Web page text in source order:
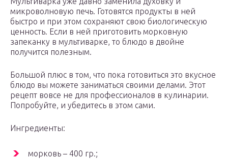
микроволновую печь. Готовятся продукты в ней
быстро и при этом сохраняют свою биологическую
ценность. Если в ней приготовить морковную
запеканку в мультиварке, то блюдо в двойне
получится полезным.
Большой плюс в том, что пока готовиться это вкусное
блюдо вы можете заниматься своими делами. Этот
рецепт вовсе не для профессионалов в кулинарии.
Попробуйте, и убедитесь в этом сами.
Ингредиенты:
морковь – 400 гр.;